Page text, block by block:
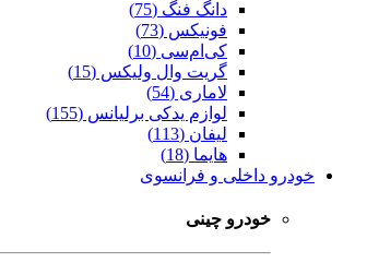
دانگ فنگ (75)
فونیکس (73)
کی‌ام‌سی (10)
گریت وال ولیکس (15)
لاماری (54)
لوازم یدکی برلیانس (155)
لیفان (113)
هایما (18)
خودرو داخلی و فرانسوی
خودرو چینی